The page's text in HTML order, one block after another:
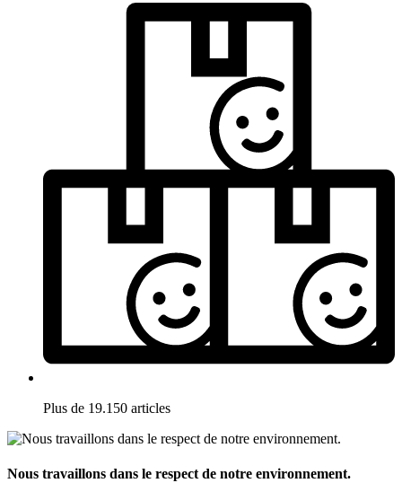
Plus de 19.150 articles
Nous travaillons dans le respect de notre environnement.